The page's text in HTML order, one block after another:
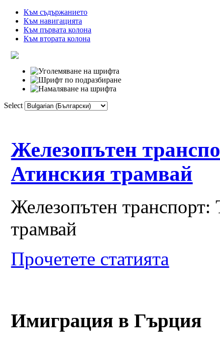
Към съдържанието
Към навигацията
Към първата колона
Към втората колона
Select
Железопътен
Атинския трамвай
Железопътен
трамвай
Прочетете статията
Имиграция в Гърция